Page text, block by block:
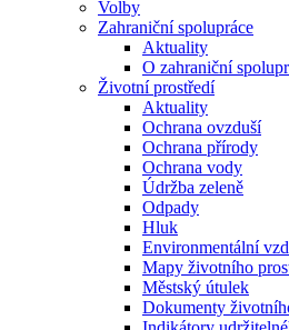
Volby
Zahraniční spolupráce
Aktuality
O zahraniční
Životní prostředí
Aktuality
Ochrana ovzduší
Ochrana přírody
Ochrana vody
Údržba zeleně
Odpady
Hluk
Environmentální
Mapy životního
Městský útulek
Dokumenty